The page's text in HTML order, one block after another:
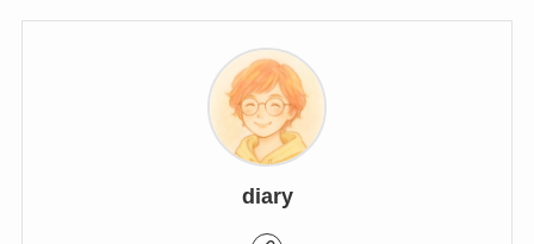
diary